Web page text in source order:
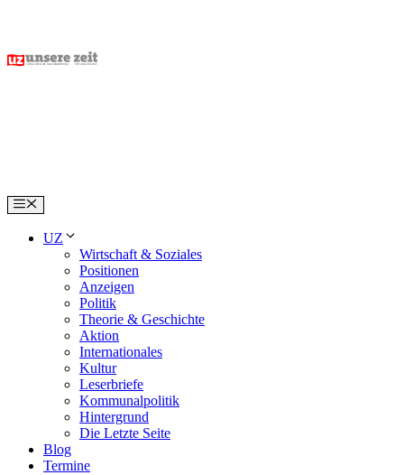
content
Menu
UZ
Wirtschaft & Soziales
Positionen
Anzeigen
Politik
Theorie & Geschichte
Aktion
Internationales
Kultur
Leserbriefe
Kommunalpolitik
Hintergrund
Die Letzte Seite
Blog
Termine